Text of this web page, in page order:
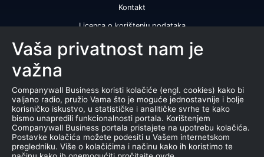
Kontakt
Licenca o korištenju podataka
Naše usluge
Bonitetni izveštaj
Sertifikat bonitetne izvrsnosti
Proizvodi
Saradnja sa registrom APR
Vaša privatnost nam je
važna
Companywall Business koristi kolačiće (engl. cookies) kako bi
valjano radio, pružio Vama što je moguće jednostavnije i bolje
korisničko iskustvo, u statističke i analitičke svrhe te kako
bismo unapredili funkcionalnosti portala. Korištenjem
Companywall Business portala pristajete na upotrebu kolačića.
Postavke kolačića možete podesiti u Vašem internetskom
pregledniku. Više o kolačićima i načinu kako ih koristimo te